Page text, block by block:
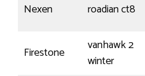
Nexen roadian ct8
Firestone
vanhawk 2
winter